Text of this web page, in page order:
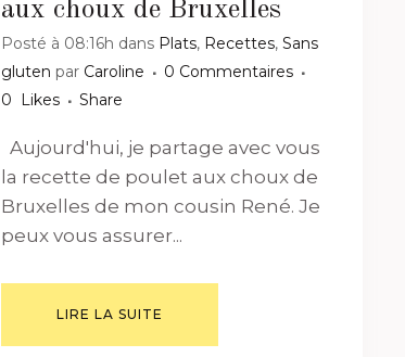
aux choux de Bruxelles
Posté à 08:16h dans Plats, Recettes, Sans
gluten par Caroline
0 Commentaires
0
Likes Share
Aujourd'hui, je partage avec vous
la recette de poulet aux choux de
Bruxelles de mon cousin René. Je
peux vous assurer...
LIRE LA SUITE